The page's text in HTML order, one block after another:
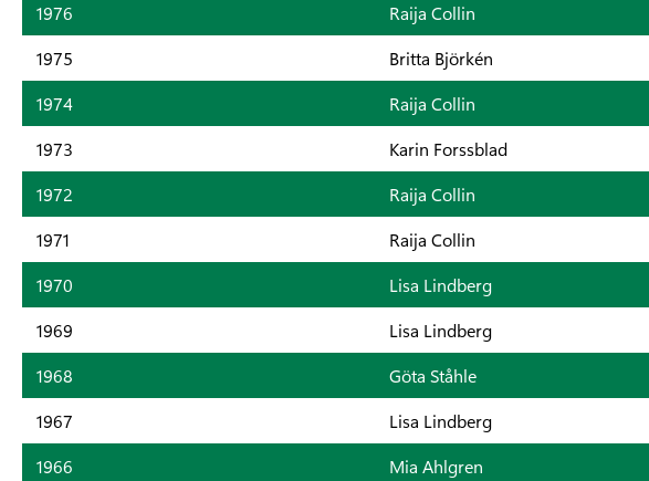
1976
Raija Collin
1975
Britta Björkén
1974
Raija Collin
1973
Karin Forssblad
1972
Raija Collin
1971
Raija Collin
1970
Lisa Lindberg
1969
Lisa Lindberg
1968
Göta Ståhle
1967
Lisa Lindberg
1966
Mia Ahlgren